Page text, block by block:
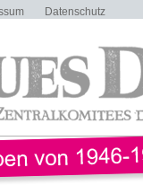
Datenschutz